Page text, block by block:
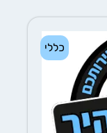
כללי